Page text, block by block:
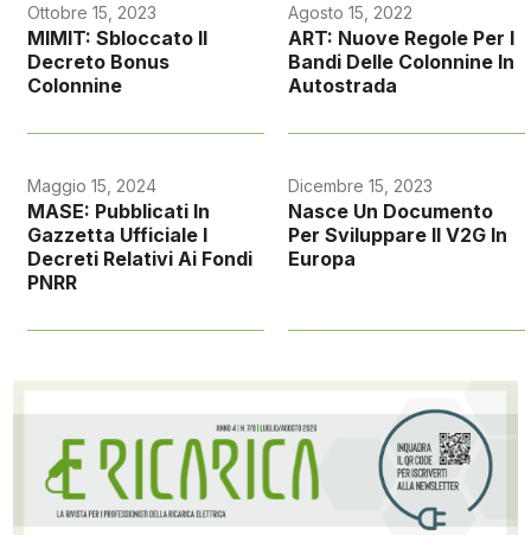
Ottobre 15, 2023
MIMIT: Sbloccato Il
Decreto Bonus
Colonnine
Agosto 15, 2022
ART: Nuove Regole Per I
Bandi Delle Colonnine In
Autostrada
Maggio 15, 2024
MASE: Pubblicati In
Gazzetta Ufficiale I
Decreti Relativi Ai Fondi
PNRR
Dicembre 15, 2023
Nasce Un Documento
Per Sviluppare Il V2G In
Europa